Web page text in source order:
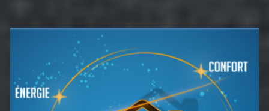
Barre
latérale
principale